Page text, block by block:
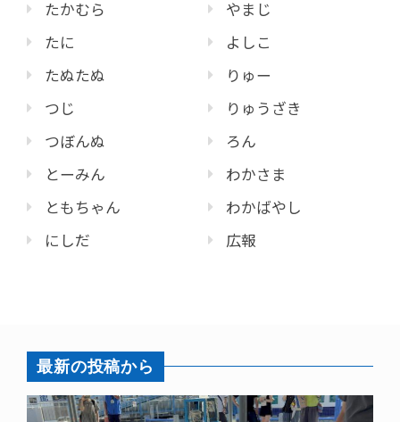
たかむら
たに
たぬたぬ
つじ
つぼんぬ
とーみん
ともちゃん
にしだ
やまじ
よしこ
りゅー
りゅうざき
ろん
わかさま
わかばやし
広報
最新の投稿から